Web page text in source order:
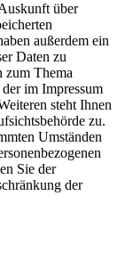
über
außerdem ein
Daten zu
zum Thema
im Impressum
steht Ihnen
zu.
Umständen
Sie der
der